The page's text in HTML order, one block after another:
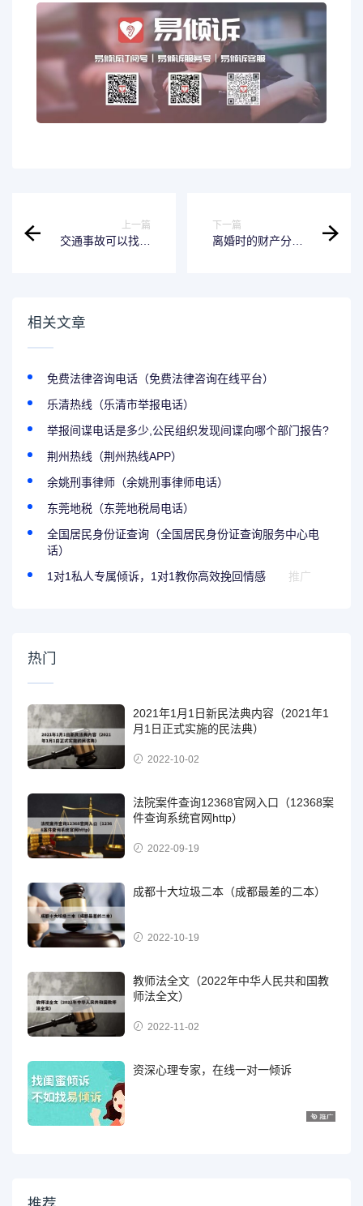
上一篇
交通事故可以找交
下一篇
离婚时的财产分割
相关文章
免费法律咨询电话（免费法律咨询在线平台）
乐清热线（乐清市举报电话）
举报间谍电话是多少,公民组织发现间谍向哪个部门报告?
荆州热线（荆州热线APP）
余姚刑事律师（余姚刑事律师电话）
东莞地税（东莞地税局电话）
全国居民身份证查询（全国居民身份证查询服务中心电
话）
1对1私人专属倾诉，1对1教你高效挽回情感
推广
热门
2021年1月1日新民法典内容（2021年1
月1日正式实施的民法典）
2022-10-02
法院案件查询12368官网入口（12368案
件查询系统官网http）
2022-09-19
成都十大垃圾二本（成都最差的二本）
2022-10-19
教师法全文（2022年中华人民共和国教
师法全文）
2022-11-02
资深心理专家，在线一对一倾诉